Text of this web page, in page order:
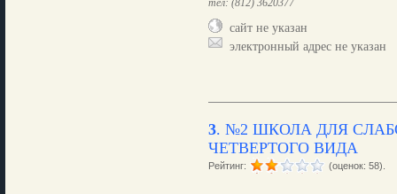
тел: (812) 3620377
сайт не указан
электронный адрес не указан
3. №2 ШКОЛА ДЛЯ
ЧЕТВЕРТОГО ВИДА
Рейтинг: (оценок: 58).